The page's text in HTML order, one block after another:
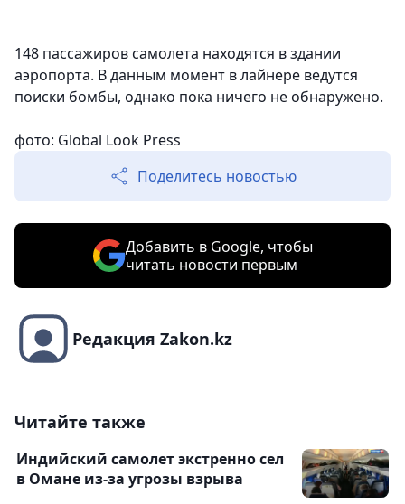
148 пассажиров самолета находятся в здании
аэропорта. В данным момент в лайнере ведутся
поиски бомбы, однако пока ничего не обнаружено.
фото: Global Look Press
Поделитесь новостью
Добавить в Google, чтобы
читать новости первым
Редакция Zakon.kz
Читайте также
Индийский самолет экстренно сел
в Омане из-за угрозы взрыва